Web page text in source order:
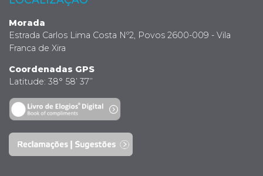
Morada
Estrada Carlos Lima Costa Nº2, Povos 2600-009 - Vila
Franca de Xira
Coordenadas GPS
Latitude: 38° 58’ 37’’